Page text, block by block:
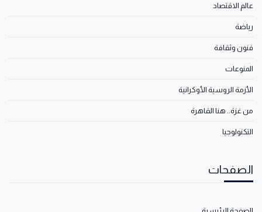
عالم الاقتصاد
رياضة
فنون وثقافة
المنوعات
الأزمة الروسية الأوكرانية
من غزة.. هنا القاهرة
التكنولوجيا
الصفحات